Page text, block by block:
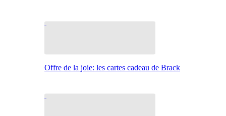
Offre de la joie: les cartes cadeau de Brack